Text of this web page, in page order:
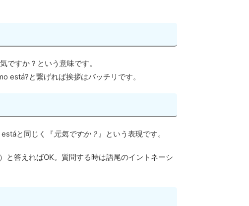
ですか？という意味です。
está?と繋げれば挨拶はバッチリです。
と同じく『元気ですか？ 』という表現です。
と答えればOK。質問する時は語尾のイントネーシ